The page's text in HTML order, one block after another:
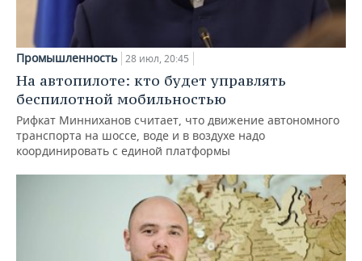
Промышленность 28 июл, 20:45
На автопилоте: кто будет управлять
беспилотной мобильностью
Рифкат Минниханов считает, что движение автономного
транспорта на шоссе, воде и в воздухе надо
координировать с единой платформы